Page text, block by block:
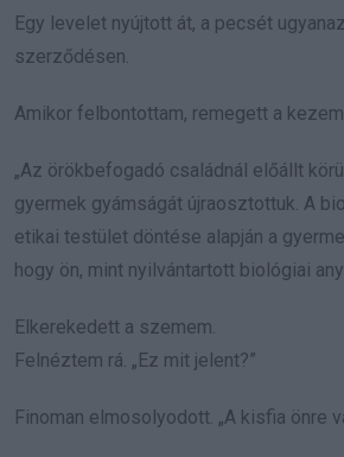
Egy levelet nyújtott át, a pecsét
szerződésen.
Amikor felbontottam, remegett a
„Az örökbefogadó családnál előállt
gyermek gyámságát újraosztottuk. A
etikai testület döntése alapján a
hogy ön, mint nyilvántartott biológiai
Elkerekedett a szemem.
Felnéztem rá. „Ez mit jelent?”
Finoman elmosolyodott. „A kisfia önre